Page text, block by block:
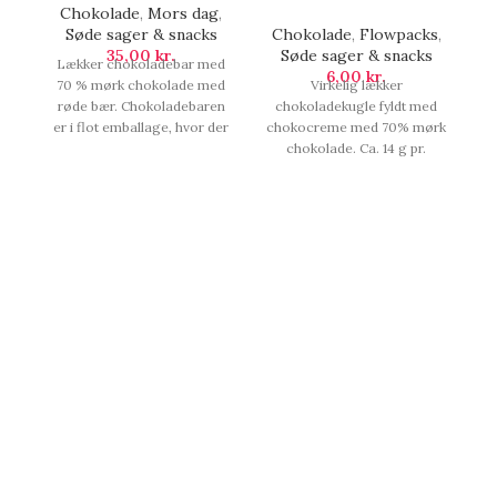
Chokolade, Mors dag,
Søde sager & snacks
35,00 kr.
Lækker chokoladebar med
70 % mørk chokolade med
røde bær. Chokoladebaren
er i flot emballage, hvor der
Chokolade, Flowpacks,
Søde sager & snacks
6,00kr.
Virkelig lækker
chokoladekugle fyldt med
chokocreme med 70% mørk
chokolade. Ca. 14 g pr.